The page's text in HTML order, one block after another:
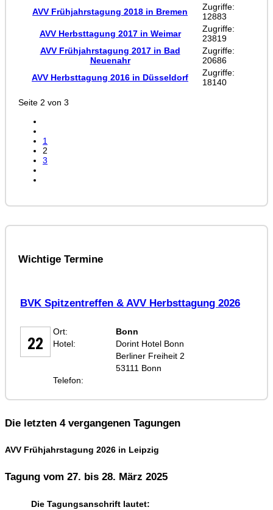
AVV Frühjahrstagung 2018 in Bremen
Zugriffe:
12883
AVV Herbsttagung 2017 in Weimar
Zugriffe:
23819
AVV Frühjahrstagung 2017 in Bad
Neuenahr
Zugriffe:
20686
AVV Herbsttagung 2016 in Düsseldorf
Zugriffe:
18140
Seite 2 von 3
1
2
3
Wichtige Termine
BVK Spitzentreffen & AVV Herbsttagung 2026
22
Ort:
Bonn
Hotel:
Dorint Hotel Bonn
Berliner Freiheit 2
53111 Bonn
Telefon:
Die letzten 4 vergangenen Tagungen
AVV Frühjahrstagung 2026 in Leipzig
Tagung vom 27. bis 28. März 2025
Die Tagungsanschrift lautet: